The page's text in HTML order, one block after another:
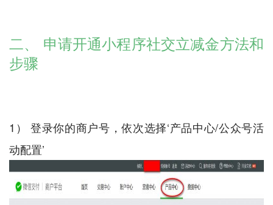
二、 申请开通小程序社交立减金方法和
步骤
1） 登录你的商户号，依次选择‘产品中心/公众号活